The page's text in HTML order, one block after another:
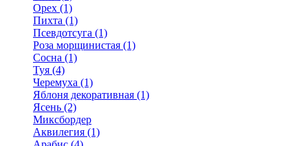
Орех (1)
Пихта (1)
Псевдотсуга (1)
Роза морщинистая (1)
Сосна (1)
Туя (4)
Черемуха (1)
Яблоня декоративная (1)
Ясень (2)
Миксбордер
Аквилегия (1)